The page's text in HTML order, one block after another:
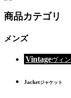
商品カテゴリ
メンズ
Vintageヴィ
Jacketジャケット